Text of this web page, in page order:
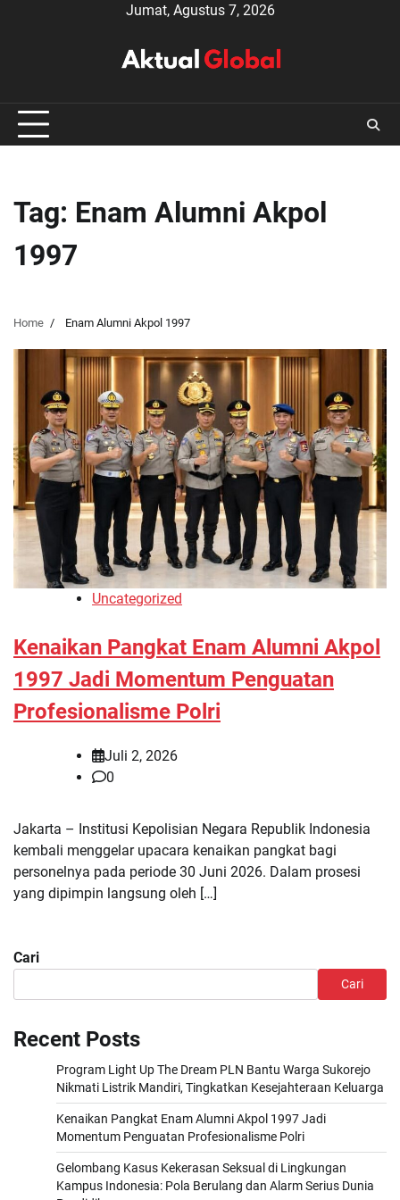
Jumat, Agustus 7, 2026
Tag: Enam Alumni Akpol
1997
Home Enam Alumni Akpol 1997
Uncategorized
Kenaikan Pangkat Enam Alumni Akpol
1997 Jadi Momentum Penguatan
Profesionalisme Polri
Juli 2, 2026
0
Jakarta – Institusi Kepolisian Negara Republik Indonesia
kembali menggelar upacara kenaikan pangkat bagi
personelnya pada periode 30 Juni 2026. Dalam prosesi
yang dipimpin langsung oleh […]
Cari
Cari
Recent Posts
Program Light Up The Dream PLN Bantu Warga Sukorejo
Nikmati Listrik Mandiri, Tingkatkan Kesejahteraan Keluarga
Kenaikan Pangkat Enam Alumni Akpol 1997 Jadi
Momentum Penguatan Profesionalisme Polri
Gelombang Kasus Kekerasan Seksual di Lingkungan
Kampus Indonesia: Pola Berulang dan Alarm Serius Dunia